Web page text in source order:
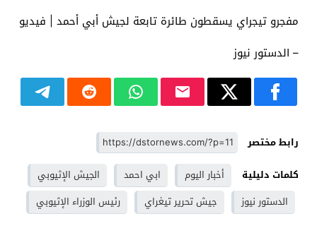
مفجرو تيجراي يسقطون طائرة تابعة لجيش أبي أحمد | فيديو
– الدستور نيوز
رابط مختصر
كلمات دليلية
أخبار اليوم ابي احمد
الجيش الإثيوبي
الدستور نيوز
جيش تحرير تيغراي رئيس الوزراء الإثيوبي